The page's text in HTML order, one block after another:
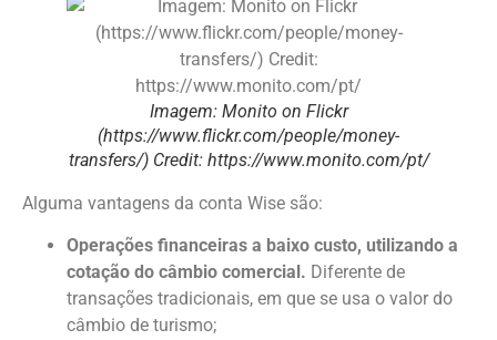
Imagem: Monito on Flickr
(https://www.flickr.com/people/money-
transfers/) Credit: https://www.monito.com/pt/
Alguma vantagens da conta Wise são:
Operações financeiras a baixo custo, utilizando a
cotação do câmbio comercial. Diferente de
transações tradicionais, em que se usa o valor do
câmbio de turismo;